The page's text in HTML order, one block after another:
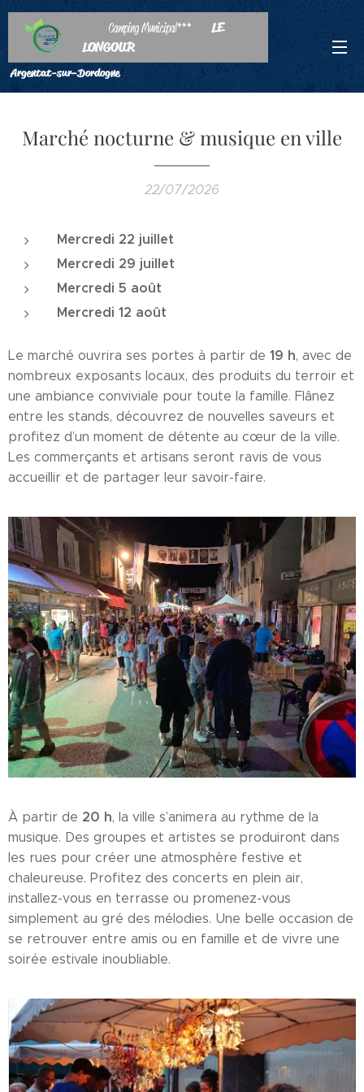
Camping Municipal*** LE
LONGOUR
Argentat-sur-Dordogne
Marché nocturne & musique en ville
22/07/2026
Mercredi 22 juillet
Mercredi 29 juillet
Mercredi 5 août
Mercredi 12 août
Le marché ouvrira ses portes à partir de 19 h, avec de
nombreux exposants locaux, des produits du terroir et
une ambiance conviviale pour toute la famille. Flânez
entre les stands, découvrez de nouvelles saveurs et
profitez d’un moment de détente au cœur de la ville.
Les commerçants et artisans seront ravis de vous
accueillir et de partager leur savoir-faire.
À partir de 20 h, la ville s’animera au rythme de la
musique. Des groupes et artistes se produiront dans
les rues pour créer une atmosphère festive et
chaleureuse. Profitez des concerts en plein air,
installez-vous en terrasse ou promenez-vous
simplement au gré des mélodies. Une belle occasion de
se retrouver entre amis ou en famille et de vivre une
soirée estivale inoubliable.